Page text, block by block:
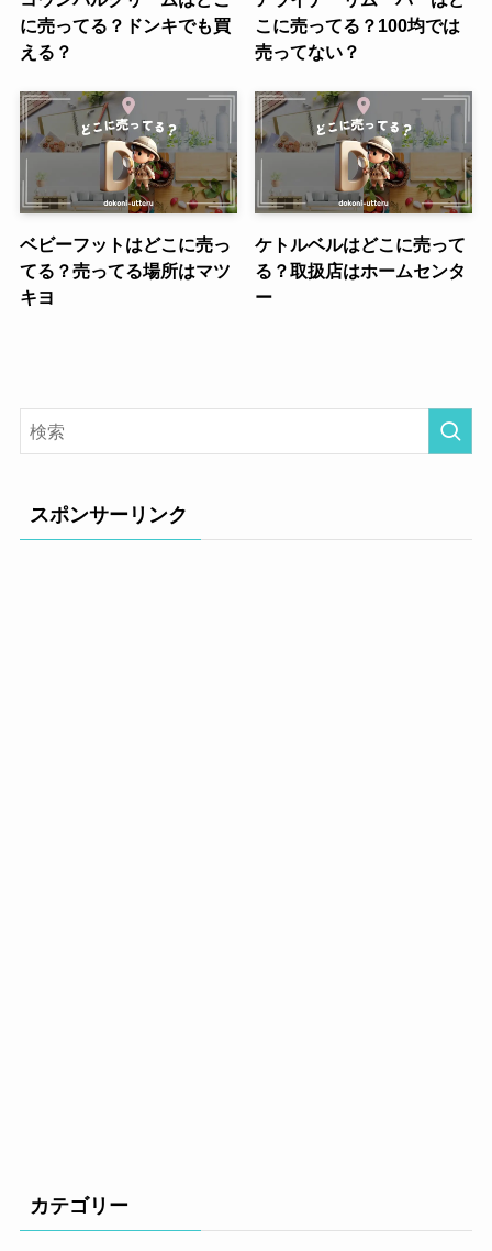
に売ってる？ドンキでも買
える？
こに売ってる？100均では
売ってない？
ベビーフットはどこに売っ
てる？売ってる場所はマツ
キヨ
ケトルベルはどこに売って
る？取扱店はホームセンタ
ー
スポンサーリンク
カテゴリー